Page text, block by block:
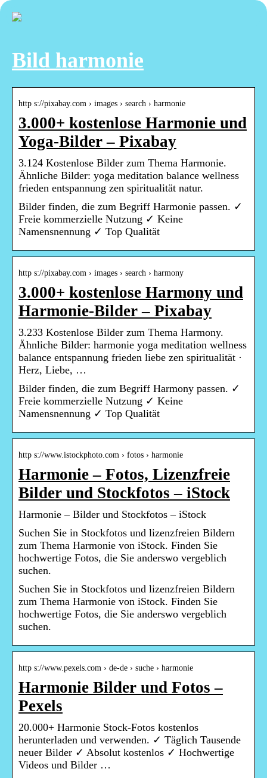
Bild harmonie
http s://pixabay.com › images › search › harmonie
3.000+ kostenlose Harmonie und
Yoga-Bilder – Pixabay
3.124 Kostenlose Bilder zum Thema Harmonie.
Ähnliche Bilder: yoga meditation balance wellness
frieden entspannung zen spiritualität natur.
Bilder finden, die zum Begriff Harmonie passen. ✓
Freie kommerzielle Nutzung ✓ Keine
Namensnennung ✓ Top Qualität
http s://pixabay.com › images › search › harmony
3.000+ kostenlose Harmony und
Harmonie-Bilder – Pixabay
3.233 Kostenlose Bilder zum Thema Harmony.
Ähnliche Bilder: harmonie yoga meditation wellness
balance entspannung frieden liebe zen spiritualität ·
Herz, Liebe, …
Bilder finden, die zum Begriff Harmony passen. ✓
Freie kommerzielle Nutzung ✓ Keine
Namensnennung ✓ Top Qualität
http s://www.istockphoto.com › fotos › harmonie
Harmonie – Fotos, Lizenzfreie
Bilder und Stockfotos – iStock
Harmonie – Bilder und Stockfotos – iStock
Suchen Sie in Stockfotos und lizenzfreien Bildern
zum Thema Harmonie von iStock. Finden Sie
hochwertige Fotos, die Sie anderswo vergeblich
suchen.
Suchen Sie in Stockfotos und lizenzfreien Bildern
zum Thema Harmonie von iStock. Finden Sie
hochwertige Fotos, die Sie anderswo vergeblich
suchen.
http s://www.pexels.com › de-de › suche › harmonie
Harmonie Bilder und Fotos –
Pexels
20.000+ Harmonie Stock-Fotos kostenlos
herunterladen und verwenden. ✓ Täglich Tausende
neuer Bilder ✓ Absolut kostenlos ✓ Hochwertige
Videos und Bilder …